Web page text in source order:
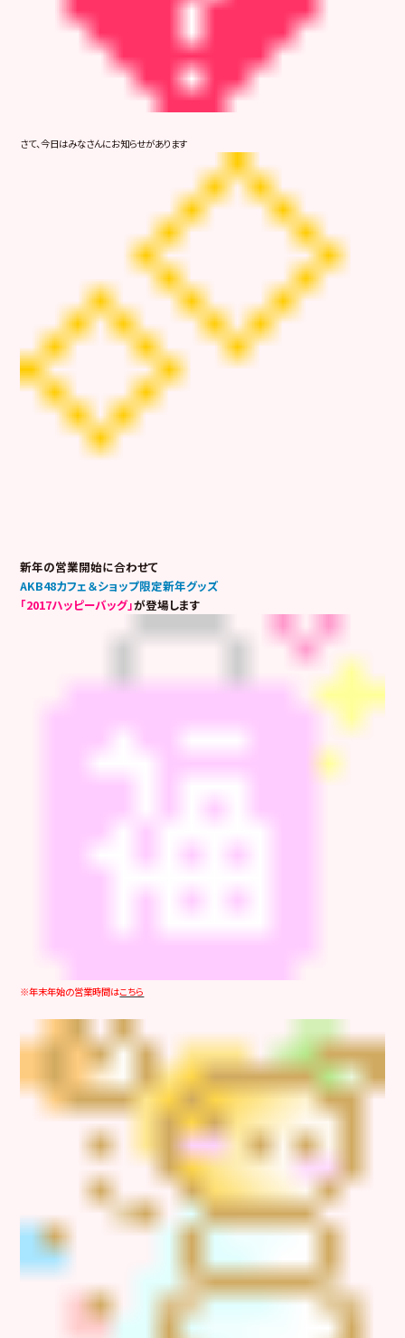
さて、今日はみなさんにお知らせがあります
新年の営業開始に合わせて
AKB48カフェ＆ショップ限定新年グッズ
「2017ハッピーバッグ」が登場します
※年末年始の営業時間はこちら